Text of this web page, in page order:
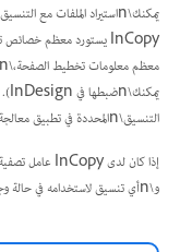
التنسيق\nالمحددة في تطبيق معالجة النصوص، باستثناء الميزات\nغير المتاحة في InCopy.
و\nأي تنسيق لاستخدامه في حالة وجود تعارض في الأسماء.